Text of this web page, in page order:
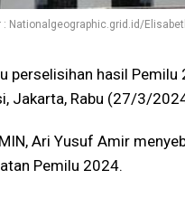
Nationalgeographic.grid.id/
perselisihan hasil
Jakarta, Rabu (27/3/
Ari Yusuf Amir
Pemilu 2024.